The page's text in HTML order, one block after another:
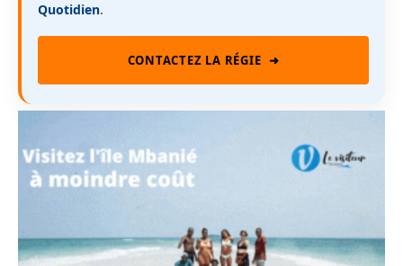
Quotidien.
CONTACTEZ LA RÉGIE ➜